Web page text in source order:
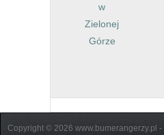
w
Zielonej
Górze
Copyright © 2026 www.bumerangerzy.pl -